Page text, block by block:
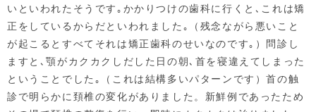
いといわれたそうです｡かかりつけの歯科に行くと､これは矯
正をしているからだといわれました｡（残念ながら悪いこと
が起こるとすべてそれは矯正歯科のせいなのです｡）問診し
ますと､顎がカクカクしだした日の朝､首を寝違えてしまった
ということでした｡（これは結構多いパターンです）首の触
診で明らかに頚椎の変化がありました。新鮮例であったため